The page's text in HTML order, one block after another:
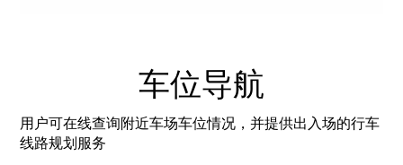
车位导航
用户可在线查询附近车场车位情况，并提供出入场的行车
线路规划服务